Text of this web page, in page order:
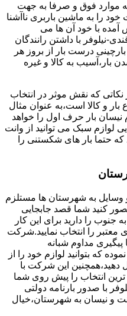
موارد فوق و صرفا به جهت
را به ماشین باربری ناآشنا
با خود آن ها می
نیلوفر با داشتن رانندگان
درست بار از بروز هر
بار،آسیب به کالا و غیره
نکاتی که نقش موثر در انتخاب
بار و کالا است،به عنوان مثال
نیسان بار حرف اول را خواهد
لوازم سبک می توانید از وانت
که حتما بار های شکستنی را
وسایل به شهرستان ها مستلزم
کنید شما قصد جابجایی
جنوب را دارید برای این کار
را انتخاب نمایید.شرکت
پیگیری مداوم شبانه
که بتوانید لوازم خود را از
دهید،همچنین این شرکت با
انتخاب را پیش روی شما
با صدور بارنامه دولتی
و نیسان به شهرستان،خیال